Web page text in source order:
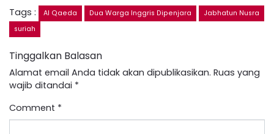
Tags : Al Qaeda Dua Warga Inggris Dipenjara
Jabhatun Nusra
suriah
Tinggalkan Balasan
Alamat email Anda tidak akan dipublikasikan. Ruas yang
wajib ditandai *
Comment *